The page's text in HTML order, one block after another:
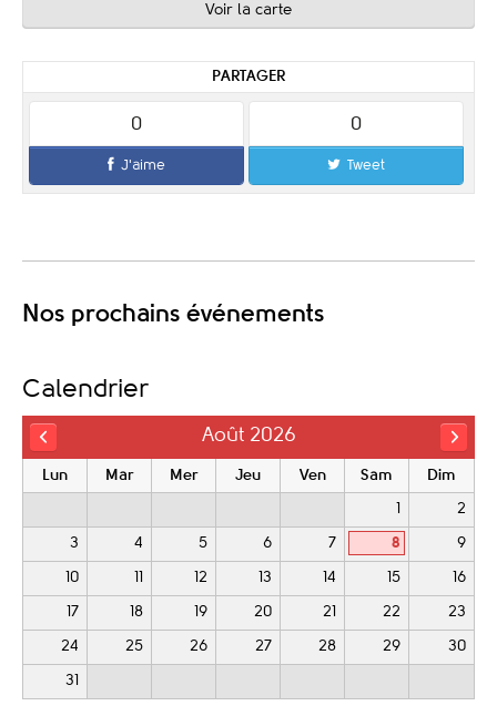
Voir la carte
PARTAGER
0
J'aime
0
Tweet
Nos prochains événements
Calendrier
Août 2026
Lun Mar Mer Jeu Ven Sam Dim
2
3 4 5 6 7 8 9
10 12 13 14 15 16
17 18 19 20 21 22 23
24 25 26 27 28 29 30
31